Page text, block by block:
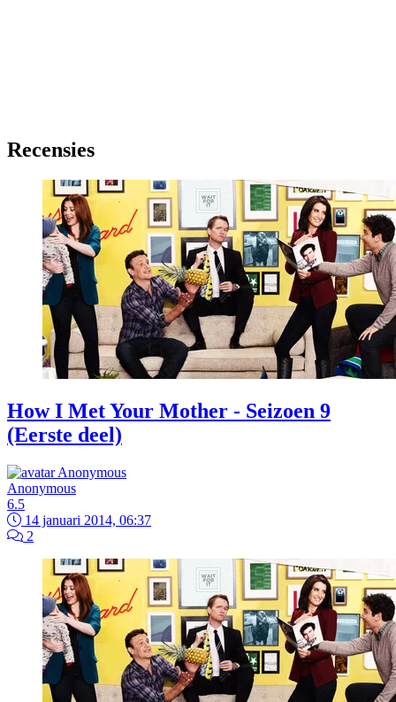
Recensies
How I Met Your Mother - Seizoen 9
(Eerste deel)
Anonymous
6.5
14 januari 2014, 06:37
2